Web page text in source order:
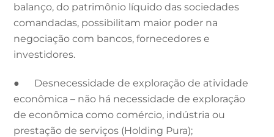
balanço, do patrimônio líquido das sociedades
comandadas, possibilitam maior poder na
negociação com bancos, fornecedores e
investidores.
● Desnecessidade de exploração de atividade
econômica – não há necessidade de exploração
de econômica como comércio, indústria ou
prestação de serviços (Holding Pura);